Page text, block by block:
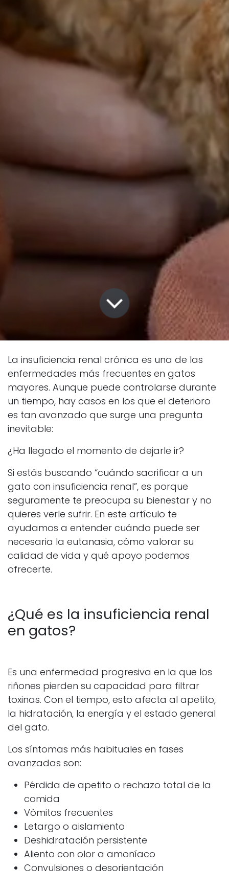
La insuficiencia renal crónica es una de las
enfermedades más frecuentes en gatos
mayores. Aunque puede controlarse durante
un tiempo, hay casos en los que el deterioro
es tan avanzado que surge una pregunta
inevitable:
¿Ha llegado el momento de dejarle ir?
Si estás buscando “cuándo sacrificar a un
gato con insuficiencia renal”, es porque
seguramente te preocupa su bienestar y no
quieres verle sufrir. En este artículo te
ayudamos a entender cuándo puede ser
necesaria la eutanasia, cómo valorar su
calidad de vida y qué apoyo podemos
ofrecerte.
¿Qué es la insuficiencia renal
en gatos?
Es una enfermedad progresiva en la que los
riñones pierden su capacidad para filtrar
toxinas. Con el tiempo, esto afecta al apetito,
la hidratación, la energía y el estado general
del gato.
Los síntomas más habituales en fases
avanzadas son:
Pérdida de apetito o rechazo total de la
comida
Vómitos frecuentes
Letargo o aislamiento
Deshidratación persistente
Aliento con olor a amoníaco
Convulsiones o desorientación